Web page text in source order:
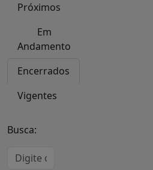
Próximos
Em
Andamento
Encerrados
Vigentes
Busca: